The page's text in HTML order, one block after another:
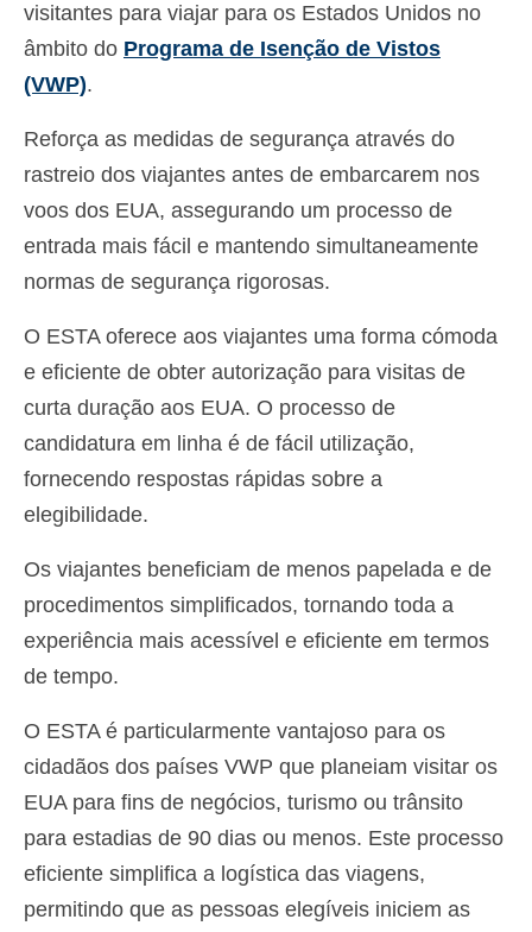
visitantes para viajar para os Estados Unidos no
âmbito do Programa de Isenção de Vistos
(VWP).
Reforça as medidas de segurança através do
rastreio dos viajantes antes de embarcarem nos
voos dos EUA, assegurando um processo de
entrada mais fácil e mantendo simultaneamente
normas de segurança rigorosas.
O ESTA oferece aos viajantes uma forma cómoda
e eficiente de obter autorização para visitas de
curta duração aos EUA. O processo de
candidatura em linha é de fácil utilização,
fornecendo respostas rápidas sobre a
elegibilidade.
Os viajantes beneficiam de menos papelada e de
procedimentos simplificados, tornando toda a
experiência mais acessível e eficiente em termos
de tempo.
O ESTA é particularmente vantajoso para os
cidadãos dos países VWP que planeiam visitar os
EUA para fins de negócios, turismo ou trânsito
para estadias de 90 dias ou menos. Este processo
eficiente simplifica a logística das viagens,
permitindo que as pessoas elegíveis iniciem as